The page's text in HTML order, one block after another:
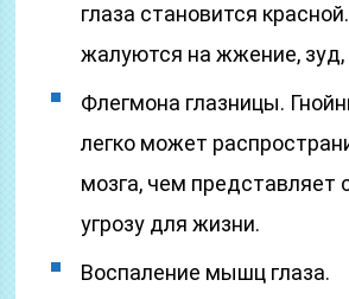
глаза становится
жалуются на жжение, зуд,
Флегмона глазницы.
легко может
мозга, чем представляет
угрозу для жизни.
Воспаление мышц глаза.